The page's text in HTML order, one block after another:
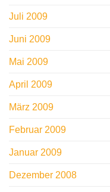
Juli 2009
Juni 2009
Mai 2009
April 2009
März 2009
Februar 2009
Januar 2009
Dezember 2008